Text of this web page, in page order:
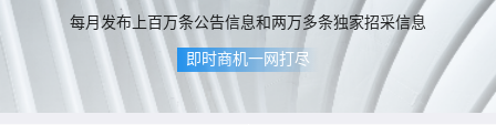
每月发布上百万条公告信息和两万多条独家招采信息
即时商机一网打尽